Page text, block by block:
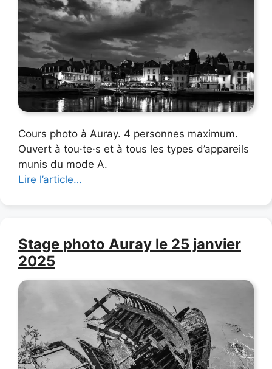
Cours photo à Auray. 4 personnes maximum.
Ouvert à tou·te·s et à tous les types d’appareils
munis du mode A.
Lire l’article…
Stage photo Auray le 25 janvier
2025